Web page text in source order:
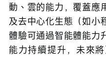
動、雲的能力，覆蓋應
及去中心化生態（如小
體驗可通過智能體能力
能力持續提升，未來